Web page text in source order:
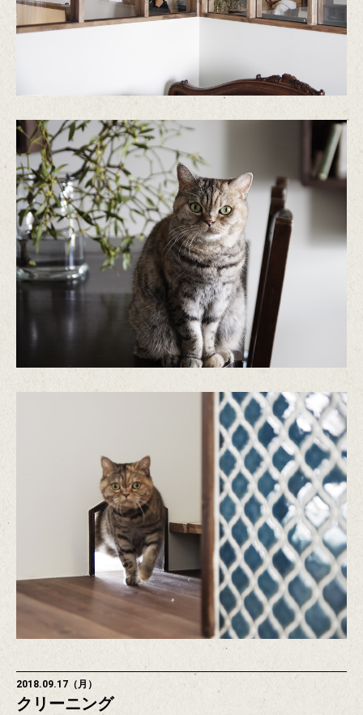
2018.09.17（月）
クリーニング